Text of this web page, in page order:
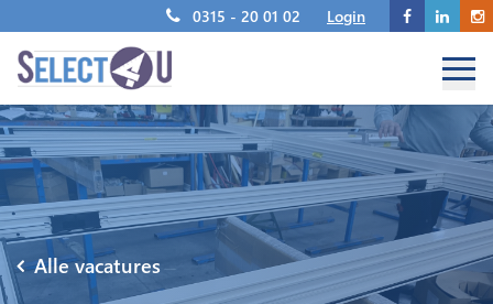
0315 - 20 01 02 Login
Alle vacatures